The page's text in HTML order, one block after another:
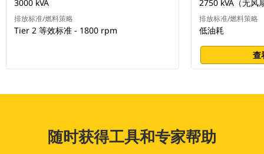
3000 kVA
排放标准/燃料策略
Tier 2 等效标准 - 1800 rpm
2750 kVA（无风
排放标准/燃料策略
低油耗
查
随时获得工具和专家帮助